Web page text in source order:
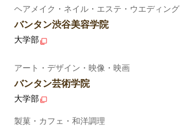
ヘアメイク・ネイル・エステ・ウエディング
バンタン渋谷美容学院
大学部
アート・デザイン・映像・映画
バンタン芸術学院
大学部
製菓・カフェ・和洋調理